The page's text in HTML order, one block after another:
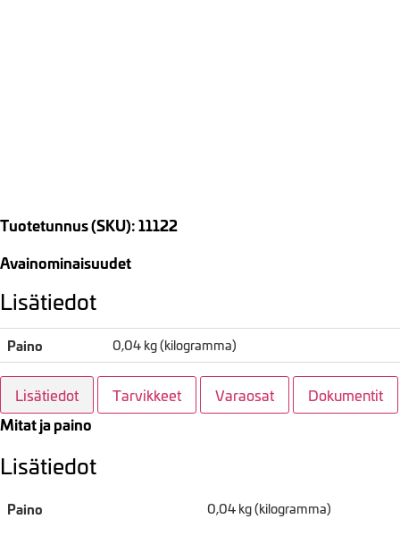
Tuotetunnus (SKU): 11122
Avainominaisuudet
Lisätiedot
Paino 0,04 kg (kilogramma)
Lisätiedot Tarvikkeet Varaosat Dokumentit
Mitat ja paino
Lisätiedot
Paino 0,04 kg (kilogramma)